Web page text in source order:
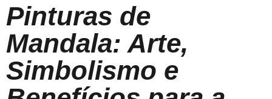
Pinturas de
Mandala: Arte,
Simbolismo e